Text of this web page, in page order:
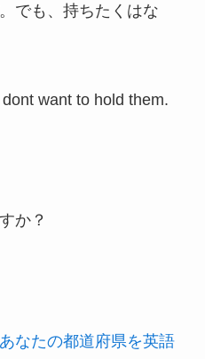
でも、持ちたくはな
want to hold them.
か？
なたの都道府県を英語